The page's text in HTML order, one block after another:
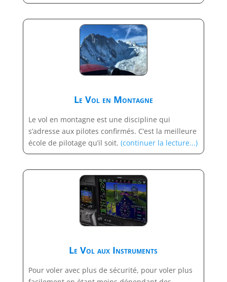
Le Vol en Montagne
Le vol en montagne est une discipline qui
s’adresse aux pilotes confirmés. C’est la meilleure
école de pilotage qu’il soit. (continuer la lecture...)
Le Vol aux Instruments
Pour voler avec plus de sécurité, pour voler plus